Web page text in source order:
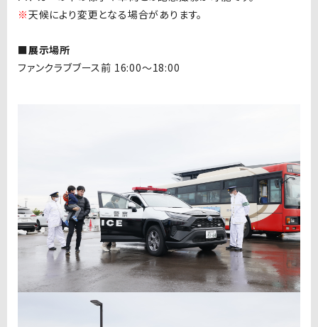
※天候により変更となる場合があります。
■展示場所
ファンクラブブース前 16:00〜18:00